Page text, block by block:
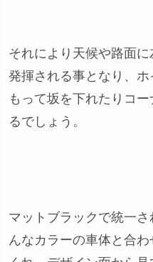
それにより天候や路面
発揮される事となり、
もって坂を下れたりコ
るでしょう。
マットブラックで統一
んなカラーの車体と合